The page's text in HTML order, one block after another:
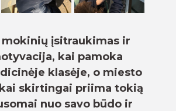
įsitraukimas ir
kai pamoka
klasėje, o miesto
skirtingai priima tokią
nuo savo būdo ir